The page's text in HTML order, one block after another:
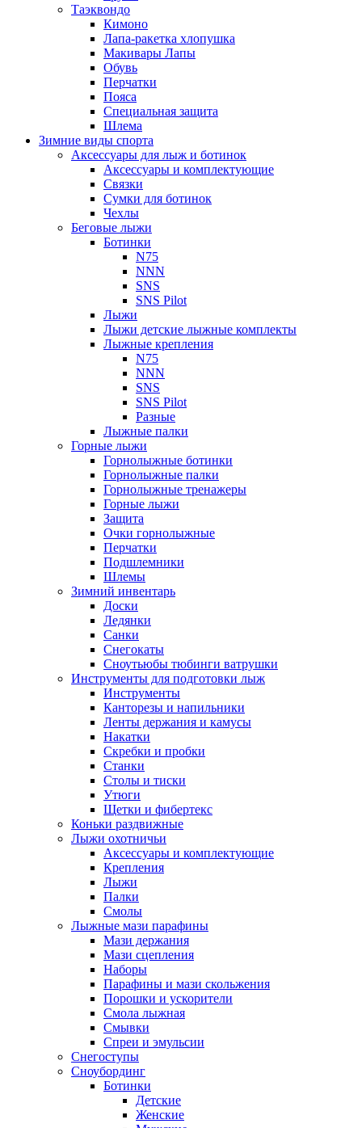
Таэквондо
Кимоно
Лапа-ракетка хлопушка
Макивары Лапы
Обувь
Перчатки
Пояса
Специальная защита
Шлема
Зимние виды спорта
Аксессуары для лыж и ботинок
Аксессуары и комплектующие
Связки
Сумки для ботинок
Чехлы
Беговые лыжи
Ботинки
N75
NNN
SNS
SNS Pilot
Лыжи
Лыжи детские лыжные комплекты
Лыжные крепления
N75
NNN
SNS
SNS Pilot
Разные
Лыжные палки
Горные лыжи
Горнoлыжные ботинки
Горнолыжные палки
Горнолыжные тренажеры
Горные лыжи
Защита
Очки горнолыжные
Перчатки
Подшлемники
Шлемы
Зимний инвентарь
Доски
Ледянки
Санки
Снегокаты
Сноутьюбы тюбинги ватрушки
Инструменты для подготовки лыж
Инструменты
Канторезы и напильники
Ленты держания и камусы
Накатки
Скребки и пробки
Станки
Столы и тиски
Утюги
Щетки и фибертекс
Коньки раздвижные
Лыжи охотничьи
Аксессуары и комплектующие
Крепления
Лыжи
Палки
Смолы
Лыжные мази парафины
Мази держания
Мази сцепления
Наборы
Парафины и мази скольжения
Порошки и ускорители
Смола лыжная
Смывки
Спреи и эмульсии
Снегоступы
Сноубординг
Ботинки
Детские
Женские